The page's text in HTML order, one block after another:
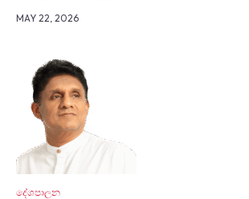
MAY 22, 2026
දේශපාලන